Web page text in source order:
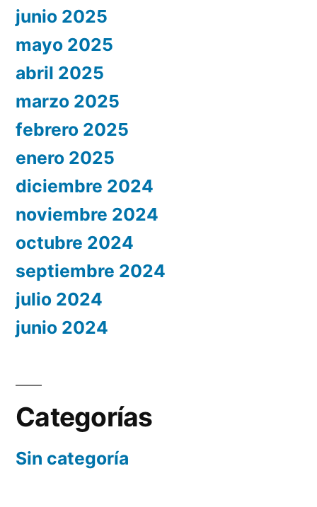
junio 2025
mayo 2025
abril 2025
marzo 2025
febrero 2025
enero 2025
diciembre 2024
noviembre 2024
octubre 2024
septiembre 2024
julio 2024
junio 2024
Categorías
Sin categoría